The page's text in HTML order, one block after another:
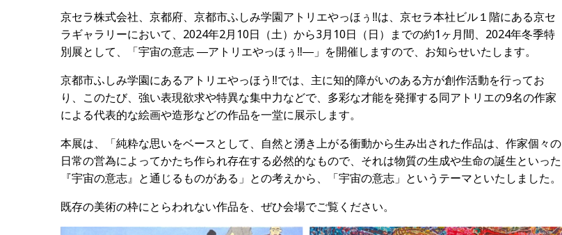
京セラ株式会社、京都府、京都市ふしみ学園アトリエやっほぅ‼は、京セラ本社ビル１階にある京セ
ラギャラリーにおいて、2024年2月10日（土）から3月10日（日）までの約1ヶ月間、2024年冬季特
別展として、「宇宙の意志 ―アトリエやっほぅ‼―」を開催しますので、お知らせいたします。
京都市ふしみ学園にあるアトリエやっほう‼では、主に知的障がいのある方が創作活動を行ってお
り、このたび、強い表現欲求や特異な集中力などで、多彩な才能を発揮する同アトリエの9名の作家
による代表的な絵画や造形などの作品を一堂に展示します。
本展は、「純粋な思いをベースとして、自然と湧き上がる衝動から生み出された作品は、作家個々の
日常の営為によってかたち作られ存在する必然的なもので、それは物質の生成や生命の誕生といった
『宇宙の意志』と通じるものがある」との考えから、「宇宙の意志」というテーマといたしました。
既存の美術の枠にとらわれない作品を、ぜひ会場でご覧ください。